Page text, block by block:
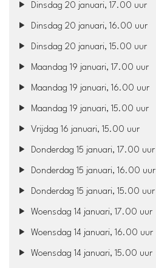
Dinsdag 20 januari, 17.00 uur
Dinsdag 20 januari, 16.00 uur
Dinsdag 20 januari, 15.00 uur
Maandag 19 januari, 17.00 uur
Maandag 19 januari, 16.00 uur
Maandag 19 januari, 15.00 uur
Vrijdag 16 januari, 15.00 uur
Donderdag 15 januari, 17.00 uur
Donderdag 15 januari, 16.00 uur
Donderdag 15 januari, 15.00 uur
Woensdag 14 januari, 17.00 uur
Woensdag 14 januari, 16.00 uur
Woensdag 14 januari, 15.00 uur